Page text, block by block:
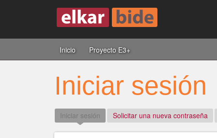
Inicio Proyecto E3+
Iniciar sesión
Iniciar sesión (solapa activa)
Solicitar una nueva contraseña